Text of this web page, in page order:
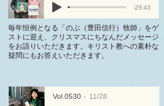
-29:43
毎年恒例となる「のぶ（豊田信行）牧師」をゲ
ストに迎え、クリスマスにちなんだメッセージ
をお語りいただきます。キリスト教への素朴な
疑問にもお答えいただきます。
Vol.0530 11/28